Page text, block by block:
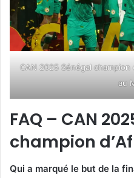
CAN 2025 Sénégal
au
FAQ – CAN
champion
Qui a marqué le but de la